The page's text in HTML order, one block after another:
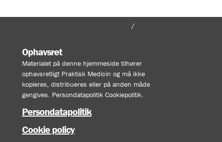
Ophavsret
Materialet på denne hjemmeside tilhører
ophavsretligt Praktisk Medicin og må ikke
kopieres, distribueres eller på anden måde
gengives. Persondatapolitik Cookiepolitik.
Persondatapolitik
Cookie policy